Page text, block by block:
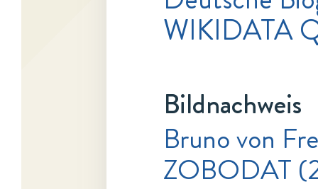
WIKIDATA
Bildnachweis
Bruno von
ZOBODAT